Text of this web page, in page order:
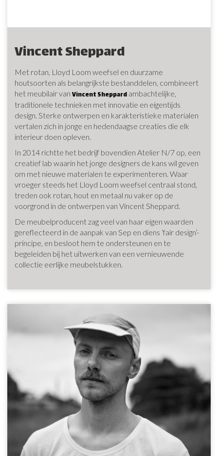
Vincent Sheppard
Met rotan, Lloyd Loom weefsel en duurzame
houtsoorten als belangrijkste bestanddelen, combineert
het meubilair van Vincent Sheppard ambachtelijke,
traditionele technieken met innovatie en eigentijds
design. Sterke ontwerpen en karakteristieke materialen
vertalen zich in jonge en hedendaagse creaties die elk
interieur doen opleven.
In 2014 richtte het bedrijf bovendien Atelier N/7 op, een
creatief lab waarin het jonge designers de kans wil geven
om met nieuwe materialen te experimenteren. Waar
vroeger steeds het Lloyd Loom weefsel centraal stond,
treden ook rotan, hout en metaal nu vaker op de
voorgrond in de ontwerpen van Vincent Sheppard.
De meubelproducent zag veel van haar eigen waarden
gereflecteerd in de aanpak van Sep en diens ‘fair design’-
principe, en besloot hem te ondersteunen en te
begeleiden bij het uitwerken van een vernieuwende
collectie eerlijke meubelstukken.